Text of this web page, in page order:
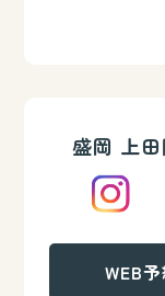
盛岡 上
WEB